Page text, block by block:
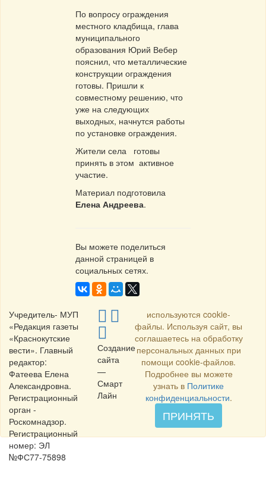
По вопросу ограждения
местного кладбища, глава
муниципального
образования Юрий Вебер
пояснил, что металлические
конструкции ограждения
готовы. Пришли к
совместному решению, что
уже на следующих
выходных, начнутся работы
по установке ограждения.
Жители села готовы
принять в этом активное
участие.
Материал подготовила
Елена Андреева.
Вы можете поделиться
данной страницей в
социальных сетях.
Учредитель- МУП
«Редакция газеты
«Краснокутские
вести». Главный
редактор:
Фатеева Елена
Александровна.
Регистрационный
орган -
Роскомнадзор.
Регистрационный
номер: ЭЛ
№ФС77-75898
Создание
сайта
—
Смарт
Лайн
используются cookie-
файлы. Используя сайт, вы
соглашаетесь на обработку
персональных данных при
помощи cookie-файлов.
Подробнее вы можете
узнать в Политике
конфиденциальности.
ПРИНЯТЬ